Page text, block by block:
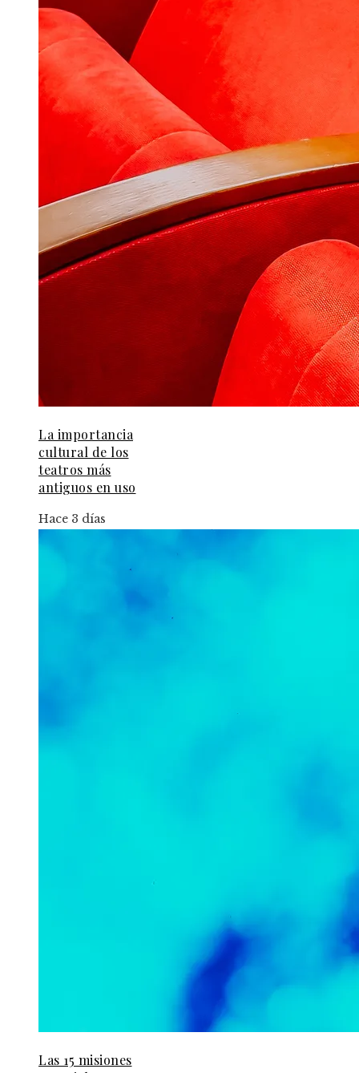
La importancia
cultural de los
teatros más
antiguos en uso
Hace 3 días
Las 15 misiones